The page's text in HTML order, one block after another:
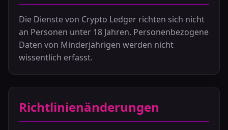
Die Dienste von Crypto Ledger richten sich nicht
an Personen unter 18 Jahren. Personenbezogene
Daten von Minderjährigen werden nicht
wissentlich erfasst.
Richtlinienänderungen